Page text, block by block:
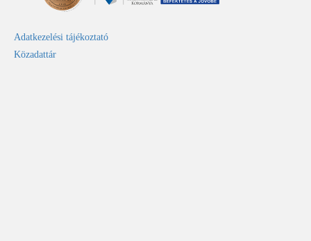
Adatkezelési tájékoztató
Közadattár